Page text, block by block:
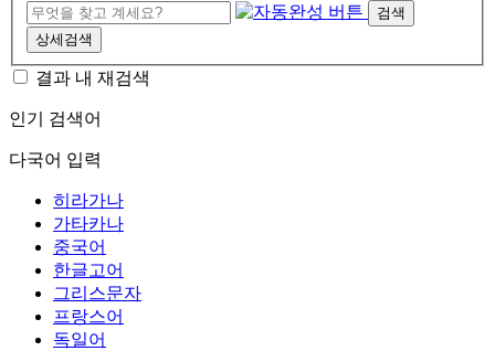
검색
상세검색
결과 내 재검색
인기 검색어
다국어 입력
히라가나
가타카나
중국어
한글고어
그리스문자
프랑스어
독일어